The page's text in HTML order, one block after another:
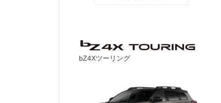
bZ4Xツーリング